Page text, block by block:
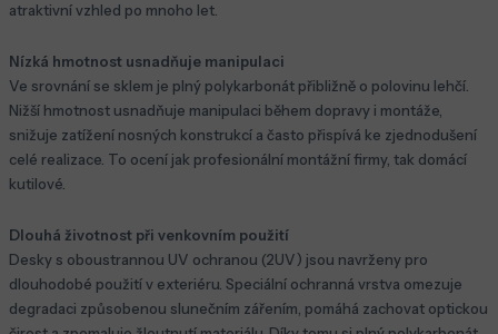
atraktivní vzhled po mnoho let.
Nízká hmotnost usnadňuje manipulaci
Ve srovnání se sklem je plný polykarbonát přibližně o polovinu lehčí.
Nižší hmotnost usnadňuje manipulaci během dopravy i montáže,
snižuje zatížení nosných konstrukcí a často přispívá ke zjednodušení
celé realizace. To ocení jak profesionální montážní firmy, tak domácí
kutilové.
Dlouhá životnost při venkovním použití
Desky s oboustrannou UV ochranou (2UV) jsou navrženy pro
dlouhodobé použití v exteriéru. Speciální ochranná vrstva omezuje
degradaci způsobenou slunečním zářením, pomáhá zachovat optickou